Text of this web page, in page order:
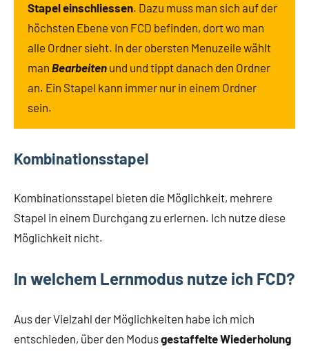
Stapel einschliessen. Dazu muss man sich auf der
höchsten Ebene von FCD befinden, dort wo man
alle Ordner sieht. In der obersten Menuzeile wählt
man Bearbeiten und und tippt danach den Ordner
an. Ein Stapel kann immer nur in einem Ordner
sein.
Kombinationsstapel
Kombinationsstapel bieten die Möglichkeit, mehrere
Stapel in einem Durchgang zu erlernen. Ich nutze diese
Möglichkeit nicht.
In welchem Lernmodus nutze ich FCD?
Aus der Vielzahl der Möglichkeiten habe ich mich
entschieden, über den Modusgestaffelte Wiederholung